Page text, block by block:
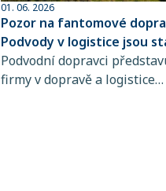
01. 06. 2026
Pozor na fantomové
Podvody v logistice jsou
sofistikovanější
Podvodní dopravci
firmy v dopravě a logistice
praktiky jsou totiž stále
rozpoznatelné. Přitom
chyba při výběru